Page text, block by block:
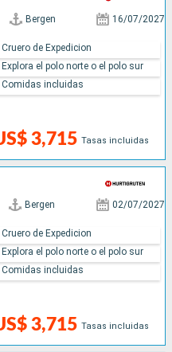
Bergen 16/07/2027
3,715 Tasas incluidas
Cruero de Expedicion
Explora el polo norte o el polo sur
Comidas incluidas
Bergen 02/07/2027
3,715 Tasas incluidas
Cruero de Expedicion
Explora el polo norte o el polo sur
Comidas incluidas